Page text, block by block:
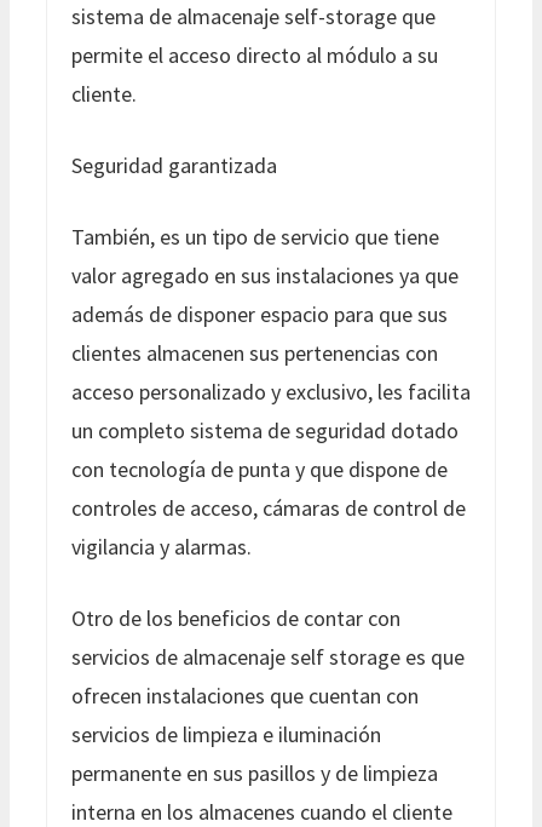
sistema de almacenaje self-storage que
permite el acceso directo al módulo a su
cliente.
Seguridad garantizada
También, es un tipo de servicio que tiene
valor agregado en sus instalaciones ya que
además de disponer espacio para que sus
clientes almacenen sus pertenencias con
acceso personalizado y exclusivo, les facilita
un completo sistema de seguridad dotado
con tecnología de punta y que dispone de
controles de acceso, cámaras de control de
vigilancia y alarmas.
Otro de los beneficios de contar con
servicios de almacenaje self storage es que
ofrecen instalaciones que cuentan con
servicios de limpieza e iluminación
permanente en sus pasillos y de limpieza
interna en los almacenes cuando el cliente